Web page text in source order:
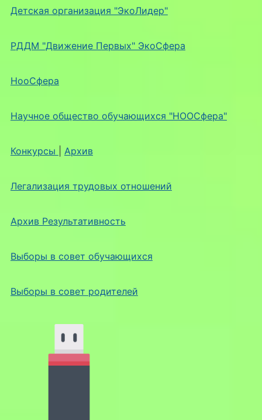
Детская организация "ЭкоЛидер"
РДДМ "Движение Первых" ЭкоСфера
НооСфера
Научное общество обучающихся "НООСфера"
Конкурсы Архив
Легализация трудовых отношений
Архив Результативность
Выборы в совет обучающихся
Выборы в совет родителей